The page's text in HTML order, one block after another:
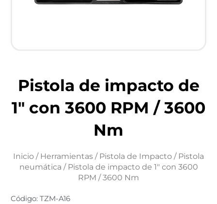
Pistola de impacto de
1″ con 3600 RPM / 3600
Nm
Inicio / Herramientas / Pistola de Impacto / Pistola
neumática / Pistola de impacto de 1″ con 3600
RPM / 3600 Nm
Código: TZM-A16